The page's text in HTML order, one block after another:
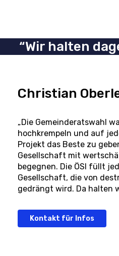
“Wir halten
Christian
„Die Gemeinderatswahl
hochkrempeln und auf
Projekt das Beste zu
Gesellschaft mit
begegnen. Die ÖSI füllt
Gesellschaft, die von
gedrängt wird. Da halten
Kontakt für Infos